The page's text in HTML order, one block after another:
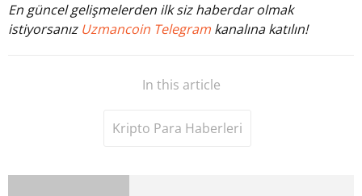
En güncel gelişmelerden ilk siz haberdar olmak
istiyorsanız Uzmancoin Telegram kanalına katılın!
In this article
Kripto Para Haberleri